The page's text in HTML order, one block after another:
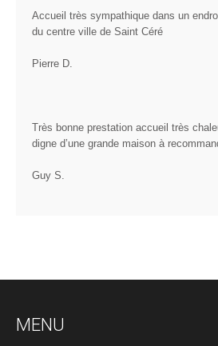
Accueil très sympathique dans un
du centre ville de Saint Céré
Pierre D.
Très bonne prestation accueil très
digne d’une grande maison à
Guy S.
MENU